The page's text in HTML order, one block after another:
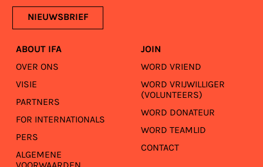
NIEUWSBRIEF
ABOUT IFA
OVER ONS
VISIE
PARTNERS
FOR INTERNATIONALS
PERS
ALGEMENE
JOIN
WORD VRIEND
WORD VRIJWILLIGER
(VOLUNTEERS)
WORD DONATEUR
WORD TEAMLID
CONTACT